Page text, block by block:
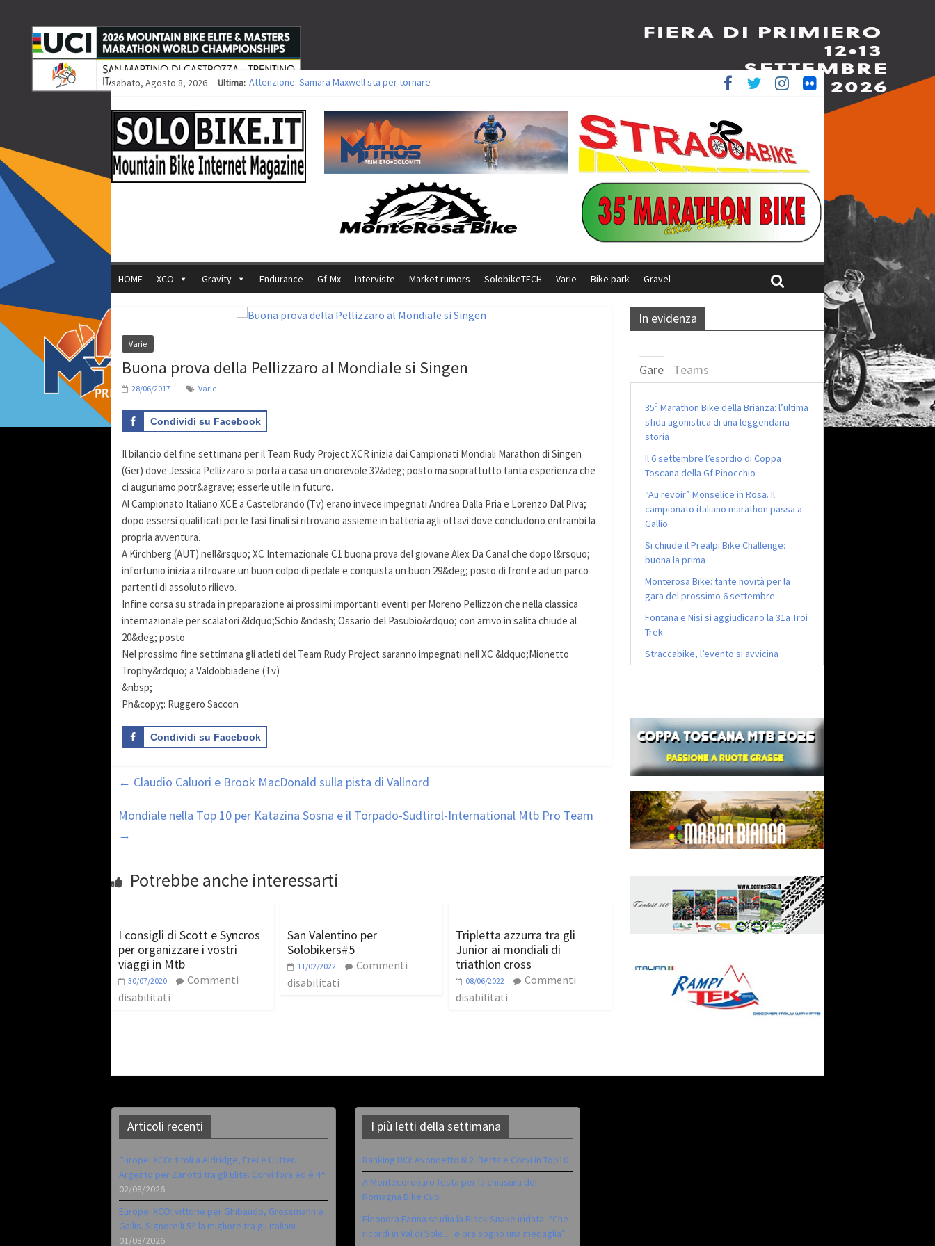
sabato, Agosto 8, 2026 Ultima: Attenzione: Samara Maxwell sta per tornare
Europei XCO: vittorie per Ghibaudo, Grossmann e Gallis. Signorelli 5^ la migliore tra gli italiani
35ª Marathon Bike della Brianza: l’ultima sfida agonistica di una leggendaria storia
Europei MTB: il Team Relay firma il secondo argento azzurro a Monteceneri
HOME XCO Gravity Endurance Gf-Mx Interviste Market rumors SolobikeTECH Varie Bike park Gravel
Varie
Buona prova della Pellizzaro al Mondiale si Singen
28/06/2017 Varie
Condividi su Facebook
Il bilancio del fine settimana per il Team Rudy Project XCR inizia dai Campionati Mondiali Marathon di Singen
(Ger) dove Jessica Pellizzaro si porta a casa un onorevole 32&deg; posto ma soprattutto tanta esperienza che
ci auguriamo potr&agrave; esserle utile in futuro.
Al Campionato Italiano XCE a Castelbrando (Tv) erano invece impegnati Andrea Dalla Pria e Lorenzo Dal Piva;
dopo essersi qualificati per le fasi finali si ritrovano assieme in batteria agli ottavi dove concludono entrambi la
propria avventura.
A Kirchberg (AUT) nell&rsquo; XC Internazionale C1 buona prova del giovane Alex Da Canal che dopo l&rsquo;
infortunio inizia a ritrovare un buon colpo di pedale e conquista un buon 29&deg; posto di fronte ad un parco
partenti di assoluto rilievo.
Infine corsa su strada in preparazione ai prossimi importanti eventi per Moreno Pellizzon che nella classica
internazionale per scalatori &ldquo;Schio &ndash; Ossario del Pasubio&rdquo; con arrivo in salita chiude al
20&deg; posto
Nel prossimo fine settimana gli atleti del Team Rudy Project saranno impegnati nell XC &ldquo;Mionetto
Trophy&rdquo; a Valdobbiadene (Tv)
&nbsp;
Ph&copy;: Ruggero Saccon
Condividi su Facebook
← Claudio Caluori e Brook MacDonald sulla pista di Vallnord
Mondiale nella Top 10 per Katazina Sosna e il Torpado-Sudtirol-International Mtb Pro Team
→
Potrebbe anche interessarti
I consigli di Scott e Syncros
per organizzare i vostri
viaggi in Mtb
30/07/2020
Commenti
disabilitati
San Valentino per
Solobikers#5
11/02/2022
Commenti
disabilitati
Tripletta azzurra tra gli
Junior ai mondiali di
triathlon cross
08/06/2022
Commenti
disabilitati
In evidenza
Gare Teams
35ª Marathon Bike della Brianza: l’ultima
sfida agonistica di una leggendaria
storia
Il 6 settembre l’esordio di Coppa
Toscana della Gf Pinocchio
“Au revoir” Monselice in Rosa. Il
campionato italiano marathon passa a
Gallio
Si chiude il Prealpi Bike Challenge:
buona la prima
Monterosa Bike: tante novità per la
gara del prossimo 6 settembre
Fontana e Nisi si aggiudicano la 31a Troi
Trek
Straccabike, l’evento si avvicina
Articoli recenti
Europei XCO: titoli a Aldridge, Frei e Hutter.
Argento per Zanotti tra gli Elite. Corvi fora ed è 4^
02/08/2026
Europei XCO: vittorie per Ghibaudo, Grossmann e
Gallis. Signorelli 5^ la migliore tra gli italiani
01/08/2026
I più letti della settimana
Ranking UCI: Avondetto N.2. Berta e Corvi in Top10
A Montecoronaro festa per la chiusura del
Romagna Bike Cup
Eleonora Farina studia la Black Snake iridata: “Che
ricordi in Val di Sole… e ora sogno una medaglia”